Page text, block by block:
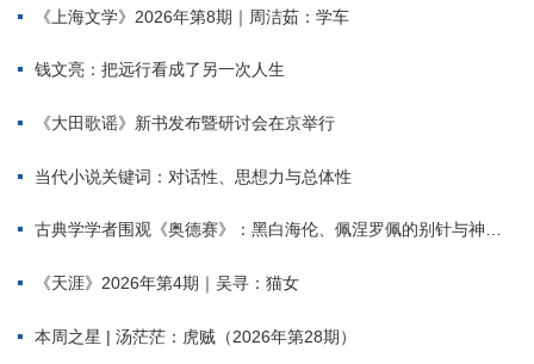
《上海文学》2026年第8期｜周洁茹：学车
钱文亮：把远行看成了另一次人生
《大田歌谣》新书发布暨研讨会在京举行
当代小说关键词：对话性、思想力与总体性
古典学学者围观《奥德赛》：黑白海伦、佩涅罗佩的别针与神秘入侵者
《天涯》2026年第4期｜吴寻：猫女
本周之星 | 汤茫茫：虎贼（2026年第28期）